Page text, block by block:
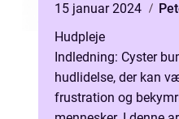
15 januar 2024
Hudpleje
Indledning: Cyster
hudlidelse, der kan
frustration og